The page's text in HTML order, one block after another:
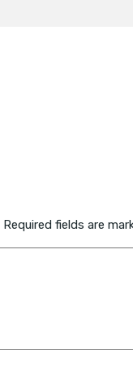
Required fields are